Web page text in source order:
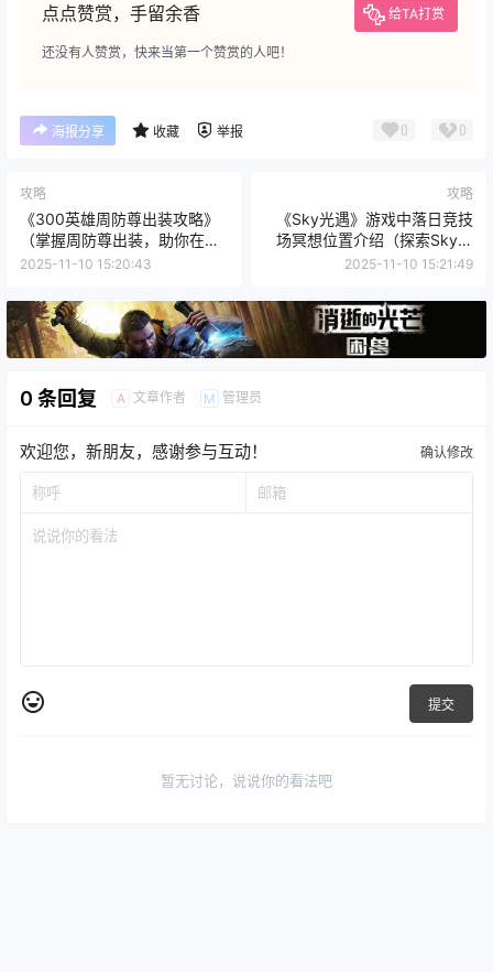
点点赞赏，手留余香 给TA打赏
还没有人赞赏，快来当第一个赞赏的人吧！
海报分享 收藏 举报 0 0
攻略
《300英雄周防尊出装攻略》
（掌握周防尊出装，助你在战
场上无敌风华！）
2025-11-10 15:20:43
攻略
《Sky光遇》游戏中落日竞技
场冥想位置介绍（探索Sky世
界中的冥想之地）
2025-11-10 15:21:49
0 条回复 A 文章作者 M 管理员
欢迎您，新朋友，感谢参与互动！ 确认修改
提交
暂无讨论，说说你的看法吧